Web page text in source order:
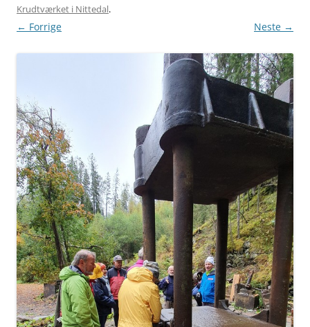
Krudtværket i Nittedal.
← Forrige Neste →